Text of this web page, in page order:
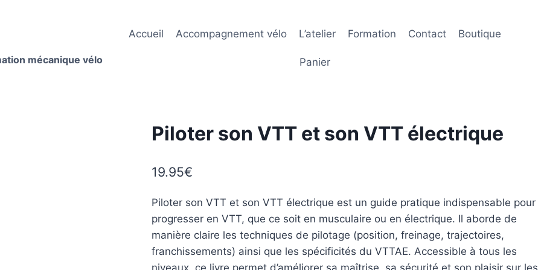
mécanique vélo
Accueil Accompagnement vélo L’atelier Formation Contact Boutique
Panier
Piloter son VTT et son VTT électrique
19.95€
Piloter son VTT et son VTT électrique est un guide pratique indispensable pour
progresser en VTT, que ce soit en musculaire ou en électrique. Il aborde de
manière claire les techniques de pilotage (position, freinage, trajectoires,
franchissements) ainsi que les spécificités du VTTAE. Accessible à tous les
niveaux, ce livre permet d’améliorer sa maîtrise, sa sécurité et son plaisir sur les